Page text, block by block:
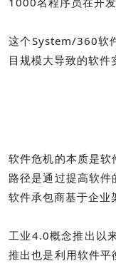
这个System/360软
目规模大导致的软件
软件危机的本质是
路径是通过提高软
软件承包商基于企业
工业4.0概念推出以
推出也是利用软件